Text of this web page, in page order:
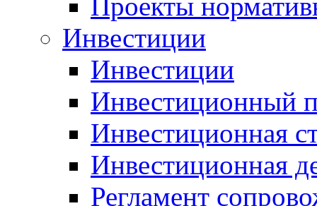
Инвестиции
Инвестиции
Инвестиционный
Инвестиционная
Инвестиционная
Регламент